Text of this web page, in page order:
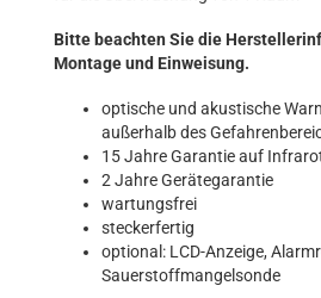
Bitte beachten Sie die
Montage und Einweisung.
optische und akustische
außerhalb des
15 Jahre Garantie auf
2 Jahre Gerätegarantie
wartungsfrei
steckerfertig
optional: LCD-Anzeige,
Sauerstoffmangelsonde